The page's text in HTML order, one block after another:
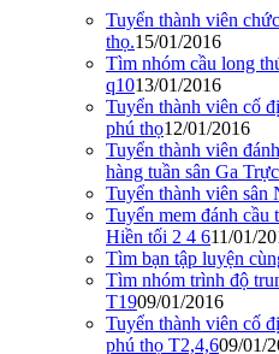
Tuyển thành viên
thọ.15/01/2016
Tìm nhóm cầu long
q1013/01/2016
Tuyển thành viên cố
phú thọ12/01/2016
Tuyển thành viên
hàng tuần sân Ga
Tuyển thành viên sân
Tuyển mem đánh cầu
Hiền tối 2 4 611/01/
Tìm bạn tập luyện
Tìm nhóm trình độ
T1909/01/2016
Tuyển thành viên cố
phú thọ T2,4,609/01/